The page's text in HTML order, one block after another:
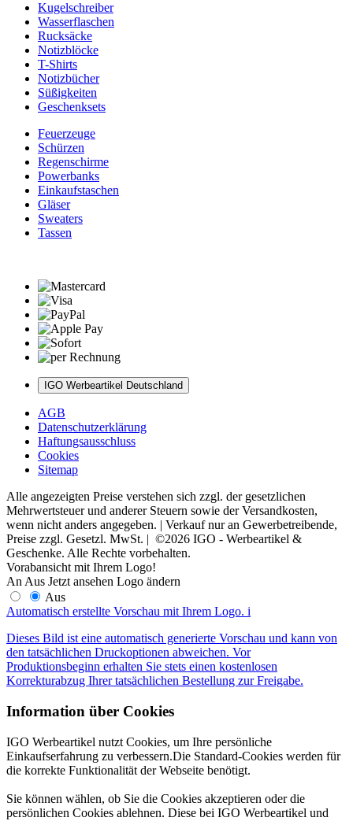
Kugelschreiber
Wasserflaschen
Rucksäcke
Notizblöcke
T-Shirts
Notizbücher
Süßigkeiten
Geschenksets
Feuerzeuge
Schürzen
Regenschirme
Powerbanks
Einkaufstaschen
Gläser
Sweaters
Tassen
IGO Werbeartikel Deutschland
AGB
Datenschutzerklärung
Haftungsausschluss
Cookies
Sitemap
Alle angezeigten Preise verstehen sich zzgl. der gesetzlichen
Mehrwertsteuer und anderer Steuern sowie der Versandkosten,
wenn nicht anders angegeben. | Verkauf nur an Gewerbetreibende,
Preise zzgl. Gesetzl. MwSt. | ©2026 IGO - Werbeartikel &
Geschenke. Alle Rechte vorbehalten.
Vorabansicht mit Ihrem Logo!
An Aus Jetzt ansehen Logo ändern
Aus
Automatisch erstellte Vorschau mit Ihrem Logo. i
Dieses Bild ist eine automatisch generierte Vorschau und kann von
den tatsächlichen Druckoptionen abweichen. Vor
Produktionsbeginn erhalten Sie stets einen kostenlosen
Korrekturabzug Ihrer tatsächlichen Bestellung zur Freigabe.
Information über Cookies
IGO Werbeartikel nutzt Cookies, um Ihre persönliche
Einkaufserfahrung zu verbessern.Die Standard-Cookies werden für
die korrekte Funktionalität der Webseite benötigt.
Sie können wählen, ob Sie die Cookies akzeptieren oder die
persönlichen Cookies ablehnen. Diese bei IGO Werbeartikel und